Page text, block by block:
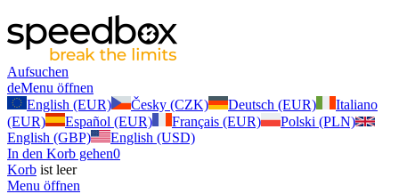
Aufsuchen
deMenu öffnen
English (EUR)
Česky (CZK) Deutsch (EUR)
Italiano
(EUR)
Español (EUR) Français (EUR)
Polski (PLN)
English (GBP)
English (USD)
In den Korb gehen0
Korb ist leer
Menu öffnen